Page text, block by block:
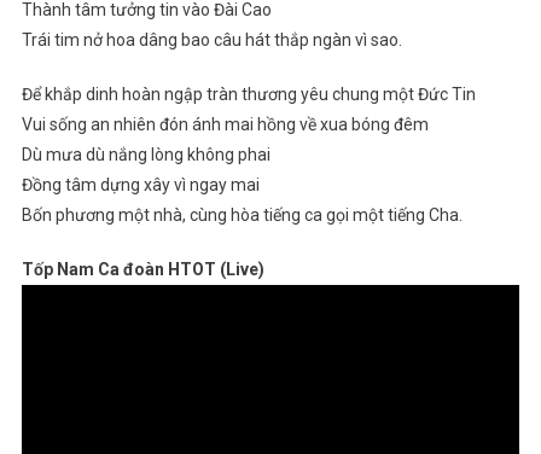
Thành tâm tưởng tin vào Đài Cao
Trái tim nở hoa dâng bao câu hát thắp ngàn vì sao.
Để khắp dinh hoàn ngập tràn thương yêu chung một Đức Tin
Vui sống an nhiên đón ánh mai hồng về xua bóng đêm
Dù mưa dù nắng lòng không phai
Đồng tâm dựng xây vì ngay mai
Bốn phương một nhà, cùng hòa tiếng ca gọi một tiếng Cha.
Tốp Nam Ca đoàn HTOT (Live)